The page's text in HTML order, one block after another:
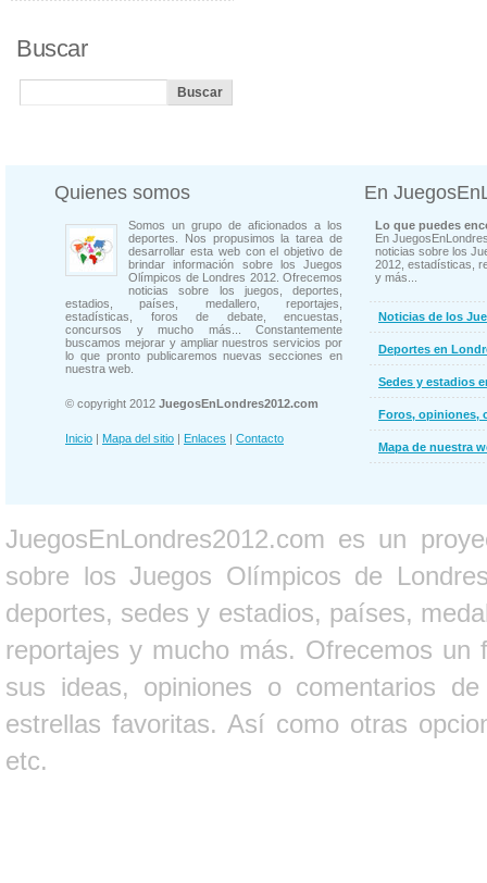
Buscar
Quienes somos
Somos un grupo de aficionados a los
deportes. Nos propusimos la tarea de
desarrollar esta web con el objetivo de
brindar información sobre los Juegos
Olímpicos de Londres 2012. Ofrecemos
noticias sobre los juegos, deportes,
estadios, países, medallero, reportajes,
estadísticas, foros de debate, encuestas,
concursos y mucho más... Constantemente
buscamos mejorar y ampliar nuestros servicios por
lo que pronto publicaremos nuevas secciones en
nuestra web.
© copyright 2012 JuegosEnLondres2012.com
Inicio | Mapa del sitio | Enlaces | Contacto
En
Lo que puedes
En
noticias sobre los
2012, estadísticas,
y más...
Noticias de los
Deportes en
Sedes y estadios
Foros, opiniones,
Mapa de nuestra
JuegosEnLondres2012.com es un
sobre los Juegos Olímpicos de
deportes, sedes y estadios, países,
reportajes y mucho más. Ofrecemos un
sus ideas, opiniones o comentarios
estrellas favoritas. Así como otras
etc.